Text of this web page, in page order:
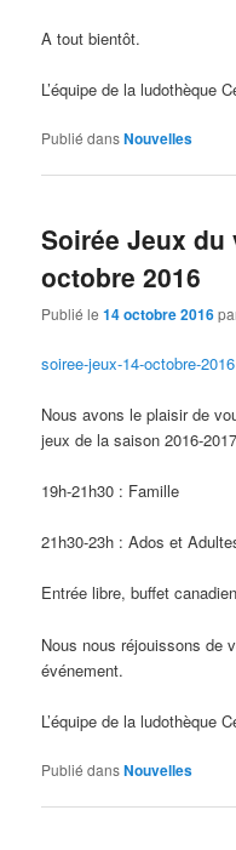
A tout bientôt.
L’équipe de la ludothèque
Publié dansNouvelles
Soirée Jeux du
octobre 2016
Publié le14 octobre 2016
soiree-jeux-14-octobre-2016
Nous avons le plaisir de
jeux de la saison 2016-
19h-21h30 : Famille
21h30-23h : Ados et
Entrée libre, buffet canadien
Nous nous réjouissons de
événement.
L’équipe de la ludothèque
Publié dansNouvelles